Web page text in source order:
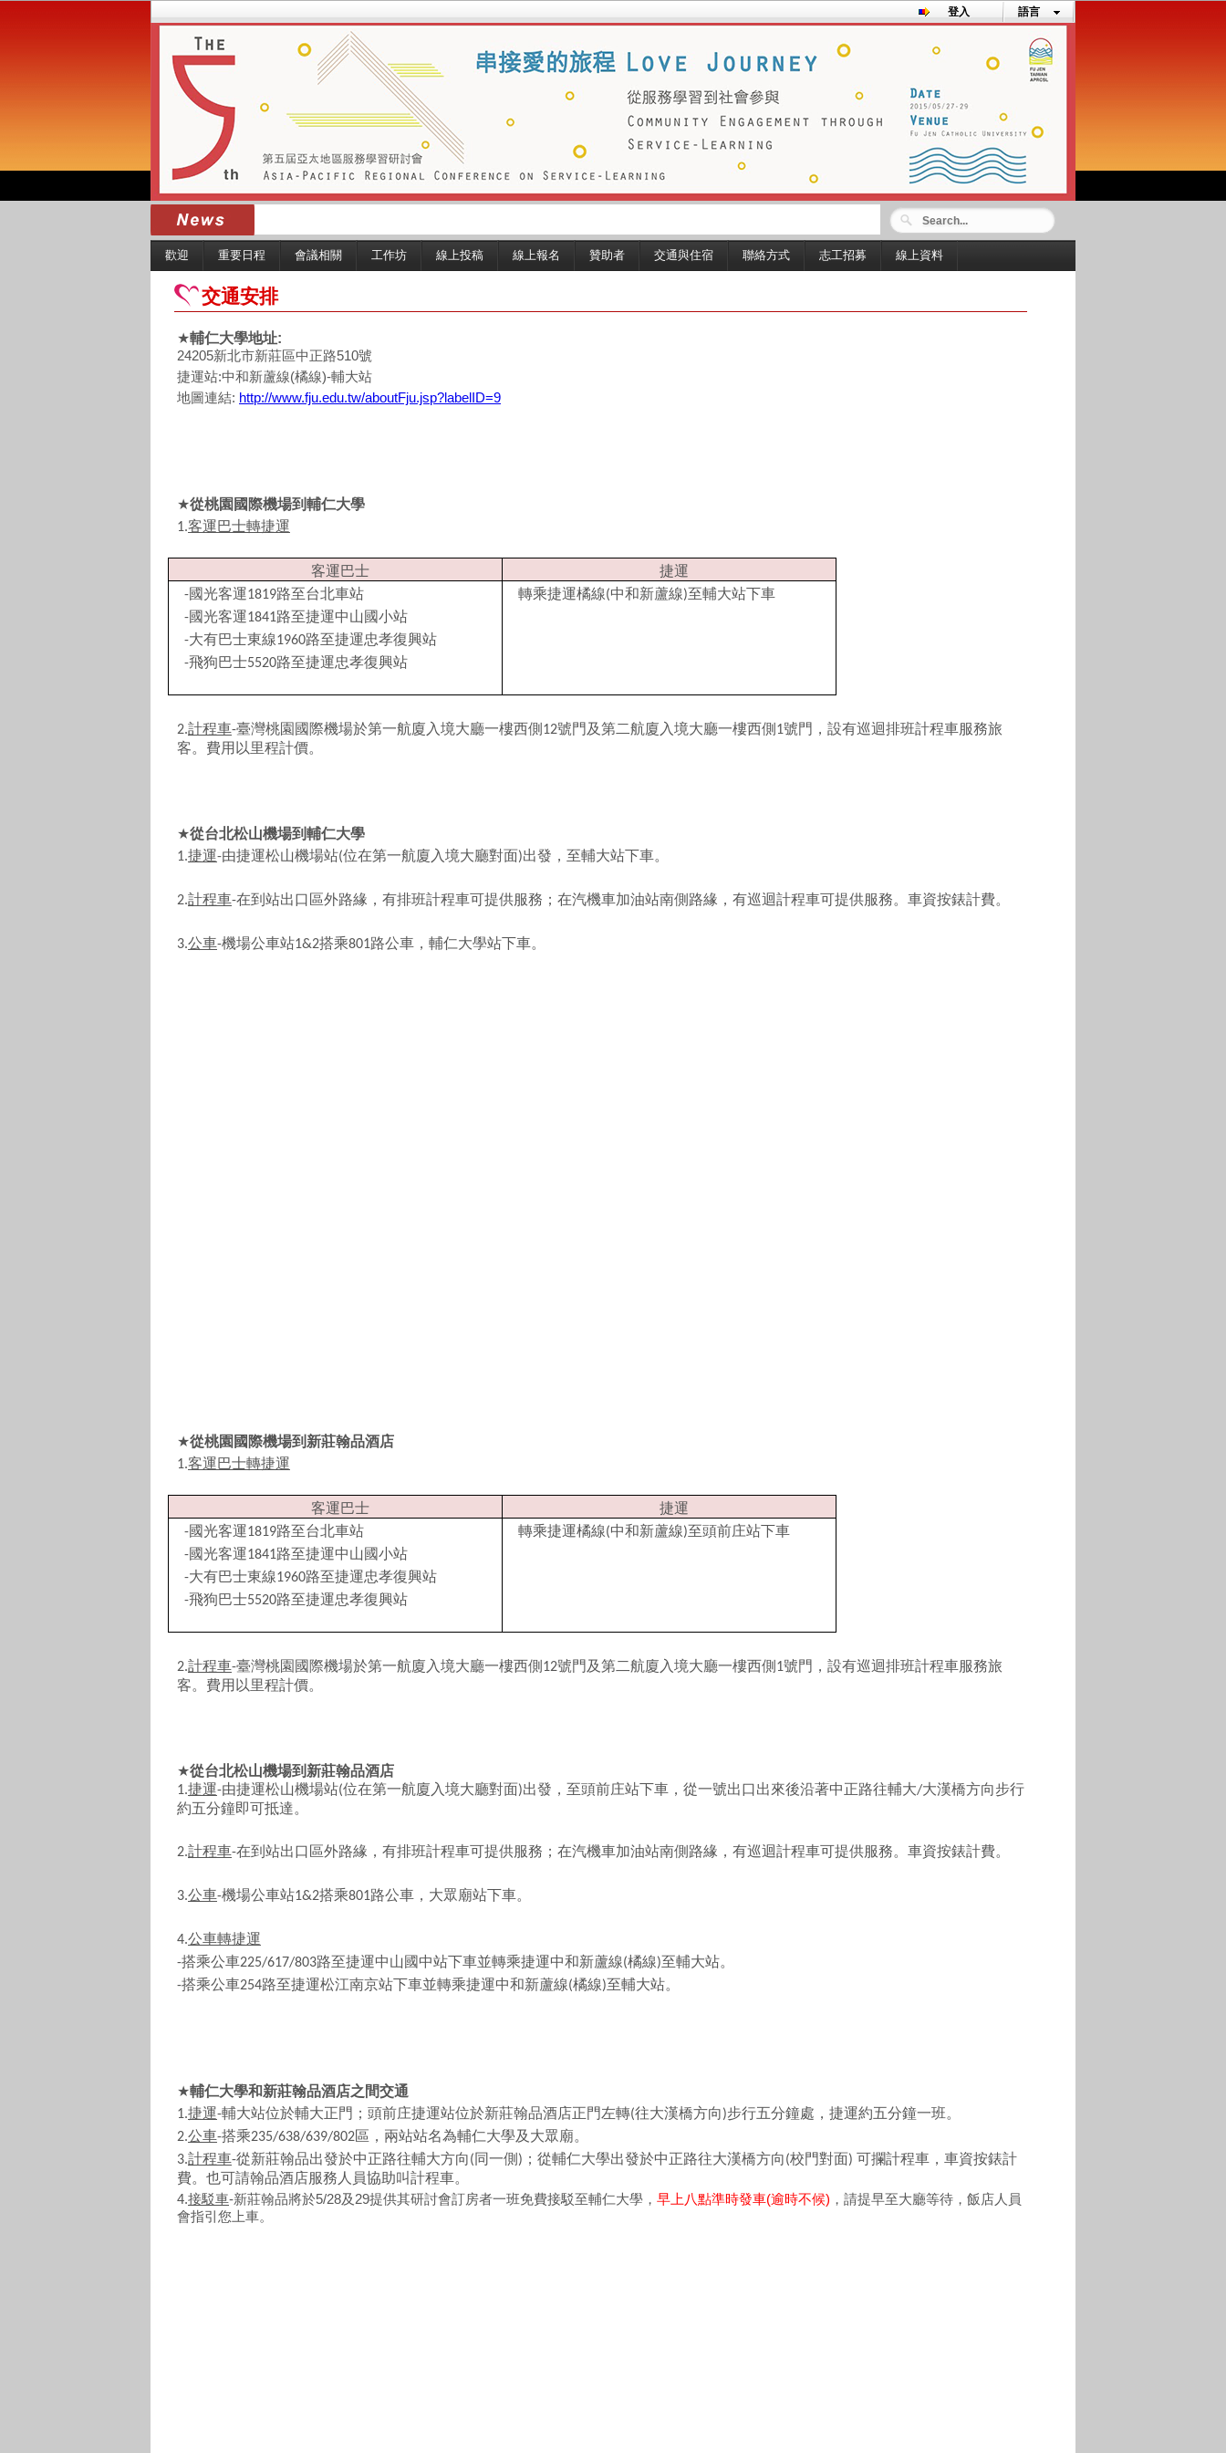
語言
登入
歡迎 重要日程 會議相關 工作坊 線上投稿 線上報名 贊助者 交通與住宿 聯絡方式 志工招募 線上資料
交通安排
★輔仁大學地址:
24205新北市新莊區中正路510號
捷運站:中和新蘆線(橘線)-輔大站
地圖連結: http://www.fju.edu.tw/aboutFju.jsp?labelID=9
★從桃園國際機場到輔仁大學
1.客運巴士轉捷運
客運巴士 捷運
-國光客運1819路至台北車站
-國光客運1841路至捷運中山國小站
-大有巴士東線1960路至捷運忠孝復興站
-飛狗巴士5520路至捷運忠孝復興站
轉乘捷運橘線(中和新蘆線)至輔大站下車
2.計程車-臺灣桃園國際機場於第一航廈入境大廳一樓西側 12號門及第二航廈入境大廳一樓西側 1號門，設有巡迴排班計程車服務旅
客。費用以里程計價。
★從台北松山機場到輔仁大學
1.捷運-由捷運松山機場站(位在第一航廈入境大廳對面)出發，至輔大站下車。
2.計程車-在到站出口區外路緣，有排班計程車可提供服務；在汽機車加油站南側路緣，有巡迴計程車可提供服務。車資按錶計費。
3.公車-機場公車站1&2搭乘801路公車，輔仁大學站下車。
★從桃園國際機場到新莊翰品酒店
1.客運巴士轉捷運
客運巴士 捷運
-國光客運1819路至台北車站
-國光客運1841路至捷運中山國小站
-大有巴士東線1960路至捷運忠孝復興站
-飛狗巴士5520路至捷運忠孝復興站
轉乘捷運橘線(中和新蘆線)至頭前庄站下車
2.計程車-臺灣桃園國際機場於第一航廈入境大廳一樓西側 12號門及第二航廈入境大廳一樓西側 1號門，設有巡迴排班計程車服務旅
客。費用以里程計價。
★從台北松山機場到新莊翰品酒店
1.捷運-由捷運松山機場站(位在第一航廈入境大廳對面)出發，至頭前庄站下車，從一號出口出來後沿著中正路往輔大/大漢橋方向步行
約五分鐘即可抵達。
2.計程車-在到站出口區外路緣，有排班計程車可提供服務；在汽機車加油站南側路緣，有巡迴計程車可提供服務。車資按錶計費。
3.公車-機場公車站1&2搭乘801路公車，大眾廟站下車。
4.公車轉捷運
-搭乘公車225/617/803路至捷運中山國中站下車並轉乘捷運中和新蘆線(橘線)至輔大站。
-搭乘公車254路至捷運松江南京站下車並轉乘捷運中和新蘆線(橘線)至輔大站。
★輔仁大學和新莊翰品酒店之間交通
1.捷運-輔大站位於輔大正門； 頭前庄捷運站位於新莊翰品酒店正門左轉(往大漢橋方向)步行五分鐘處，捷運約五分鐘一班。
2.公車-搭乘235/638/639/802區，兩站站名為輔仁大學及大眾廟。
3.計程車-從新莊翰品出發於中正路往輔大方向(同一側 ) ；從輔仁大學出發於中正路往大漢橋方向(校門對面) 可攔計程車， 車資按錶計
費。也可請翰品酒店服務人員協助叫計程車。
4.接駁車-新莊翰品將於5/28及29提供其研討會訂房者一班免費接駁至輔仁大學， 早上八點準時發車(逾時不候) ，請提早至大廳等待，飯店人員
會指引您上車。